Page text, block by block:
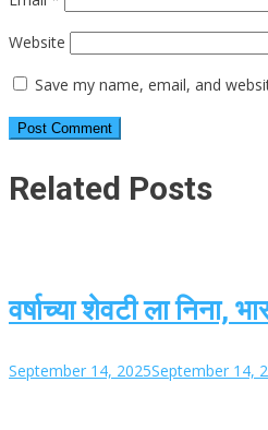
Website
Save my name, email, and
Related Posts
वर्षाच्या शेवटी ला निना,
September 14, 2025September 14,